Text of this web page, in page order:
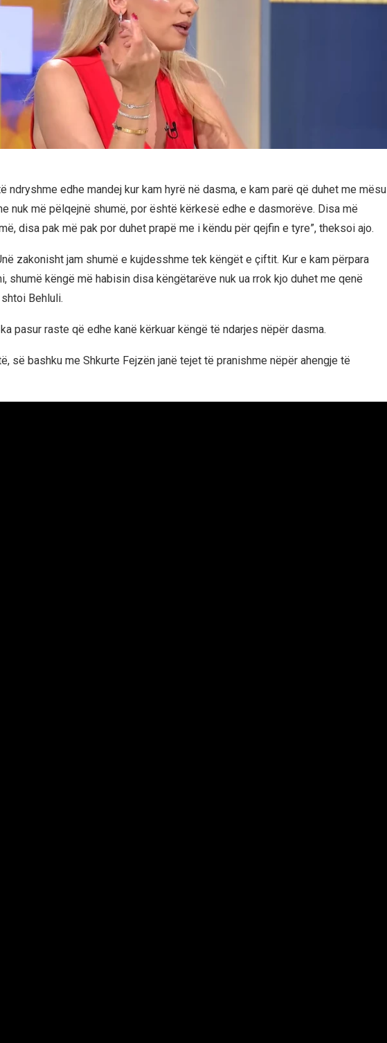
ndryshme edhe mandej kur kam hyrë në dasma, e kam parë që duhet me mësu
nuk më pëlqejnë shumë, por është kërkesë edhe e dasmorëve. Disa më
disa pak më pak por duhet prapë me i këndu për qejfin e tyre”, theksoi ajo.
zakonisht jam shumë e kujdesshme tek këngët e çiftit. Kur e kam përpara
shumë këngë më habisin disa këngëtarëve nuk ua rrok kjo duhet me qenë
Behluli.
pasur raste që edhe kanë kërkuar këngë të ndarjes nëpër dasma.
së bashku me Shkurte Fejzën janë tejet të pranishme nëpër ahengje të